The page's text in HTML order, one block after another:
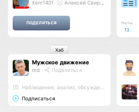
item1401 Алексей Свиридов
Посты
13
Мужское движение
md Поделиться
Наблюдения, анализ, обсуждения
Подписаться
Хаб